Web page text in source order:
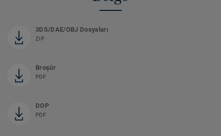
3DS/DAE/OBJ Dosyaları
ZIP
Broşür
PDF
DOP
PDF